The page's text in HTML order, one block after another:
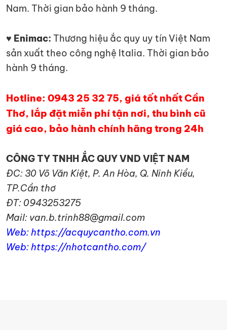
Nam. Thời gian bảo hành 9 tháng.
♥ Enimac: Thương hiệu ắc quy uy tín Việt Nam
sản xuất theo công nghệ Italia. Thời gian bảo
hành 9 tháng.
Hotline: 0943 25 32 75, giá tốt nhất Cần
Thơ, lắp đặt miễn phí tận nơi, thu bình cũ
giá cao, bảo hành chính hãng trong 24h
CÔNG TY TNHH ẮC QUY VND VIỆT NAM
ĐC: 30 Võ Văn Kiệt, P. An Hòa, Q. Ninh Kiều,
TP.Cần thơ
ĐT: 0943253275
Mail: van.b.trinh88@gmail.com
Web: https://acquycantho.com.vn
Web: https://nhotcantho.com/